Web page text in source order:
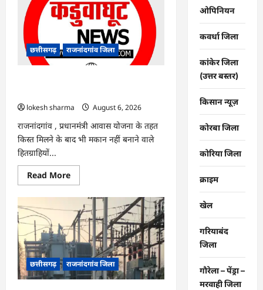
7
दिन
और
थमी
रहेगी
बारिश,
नए
सिस्टम
उमस
बढ़ी…
छत्तीसगढ़ राजनांदगांव जिला
lokesh sharma
August 6, 2026
राजनांदगांव , प्रधानमंंत्री आवास योजना के तहत
किस्त मिलने के बाद भी मकान नहीं बनाने वाले
हितग्राहियों...
Read MoreRead
more
राजनांदगांव
:
किस्त
लेकर
नहीं
बनाया
आवास
145
हितग्राहियों
से
होगी
छत्तीसगढ़ राजनांदगांव जिला
ओपिनियन
कवर्धा जिला
कांकेर जिला
(उत्तर बस्तर)
किसान न्यूज़
कोरबा जिला
कोरिया जिला
क्राइम
खेल
गरियाबंद
जिला
गौरेला – पेंड्रा –
मरवाही जिला